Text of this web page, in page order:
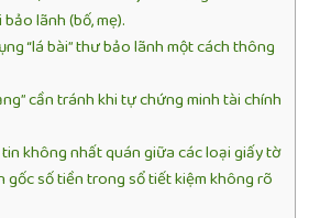
lãnh (bố, mẹ).
“lá bài” thư bảo lãnh một cách thông
cần tránh khi tự chứng minh tài chính
tin không nhất quán giữa các loại giấy tờ
gốc số tiền trong sổ tiết kiệm không rõ